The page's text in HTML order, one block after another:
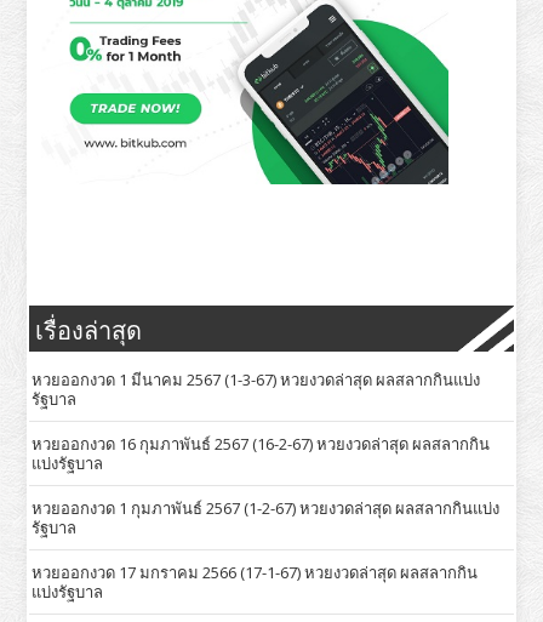
เรื่องล่าสุด
หวยออกงวด 1 มีนาคม 2567 (1-3-67) หวยงวดล่าสุด ผลสลากกินแบ่ง
รัฐบาล
หวยออกงวด 16 กุมภาพันธ์ 2567 (16-2-67) หวยงวดล่าสุด ผลสลากกิน
แบ่งรัฐบาล
หวยออกงวด 1 กุมภาพันธ์ 2567 (1-2-67) หวยงวดล่าสุด ผลสลากกินแบ่ง
รัฐบาล
หวยออกงวด 17 มกราคม 2566 (17-1-67) หวยงวดล่าสุด ผลสลากกิน
แบ่งรัฐบาล